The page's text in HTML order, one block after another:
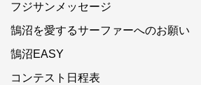
フジサンメッセージ
鵠沼を愛するサーファーへのお願い
鵠沼EASY
コンテスト日程表